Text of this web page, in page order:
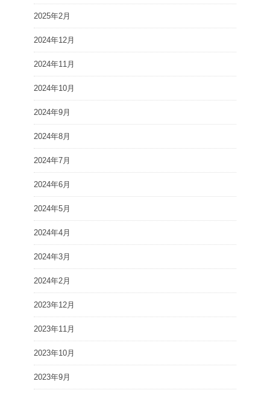
2025年2月
2024年12月
2024年11月
2024年10月
2024年9月
2024年8月
2024年7月
2024年6月
2024年5月
2024年4月
2024年3月
2024年2月
2023年12月
2023年11月
2023年10月
2023年9月